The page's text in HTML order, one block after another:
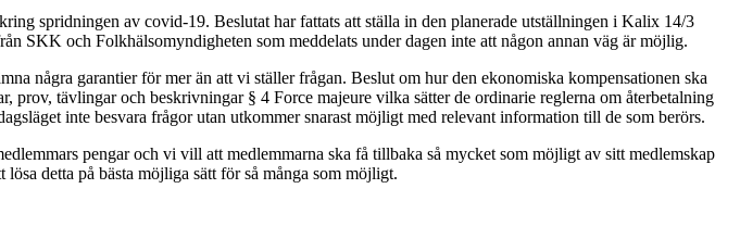
spridningen av covid-19. Beslutat har fattats att ställa in den planerade utställningen i Kalix 14/3
SKK och Folkhälsomyndigheten som meddelats under dagen inte att någon annan väg är möjlig.
några garantier för mer än att vi ställer frågan. Beslut om hur den ekonomiska kompensationen ska
prov, tävlingar och beskrivningar § 4 Force majeure vilka sätter de ordinarie reglerna om återbetalning
inte besvara frågor utan utkommer snarast möjligt med relevant information till de som berörs.
pengar och vi vill att medlemmarna ska få tillbaka så mycket som möjligt av sitt medlemskap
detta på bästa möjliga sätt för så många som möjligt.